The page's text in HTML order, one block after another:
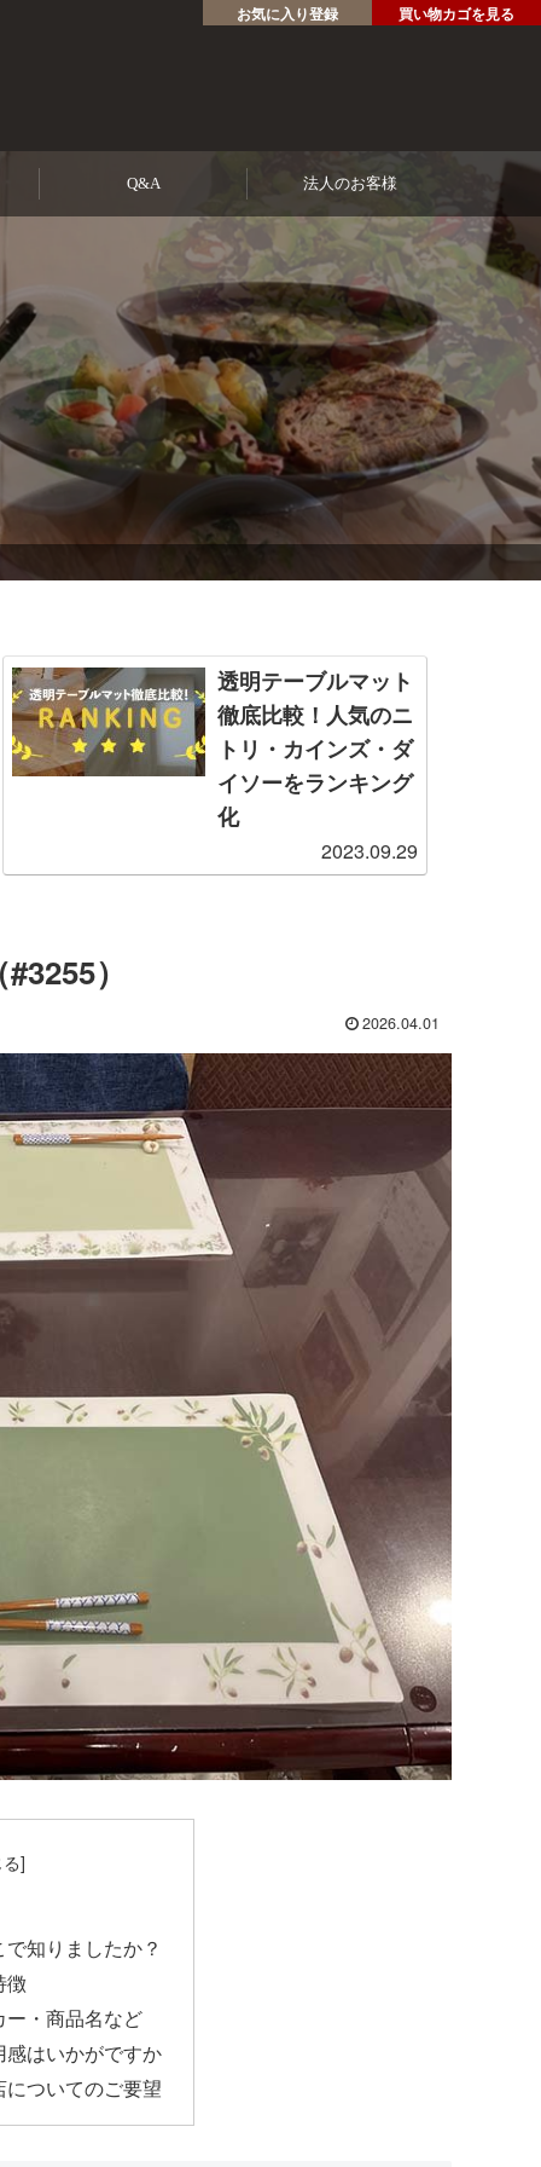
お気に入り登録 買い物カゴを見る
Q&A 法人のお客様
透明テーブルマット
徹底比較！人気のニ
トリ・カインズ・ダ
イソーをランキング
化
一口に透明なテーブルマ
ットと言っても、さまざ
つつ、特に人気な各社の
透明テーブルマットを厳
選・比較し、ランキング
化しました。加えて、
2023.09.29
）
2026.04.01
知りましたか？
徴
・商品名など
はいかがですか
ついてのご要望